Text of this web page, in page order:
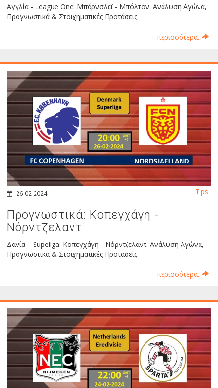
Αγγλία - League One: Μπάρνσλεϊ - Μπόλτον. Ανάλυση Αγώνα,
Προγνωστικά & Στοιχηματικές Προτάσεις.
περισσότερα...
26-02-2024
Προγνωστικά: Κοπεγχάγη -
Νόρντζελαντ
Δανία – Supeliga: Κοπεγχάγη - Νόρντζελαντ. Ανάλυση Αγώνα,
Προγνωστικά & Στοιχηματικές Προτάσεις.
περισσότερα...
Tips